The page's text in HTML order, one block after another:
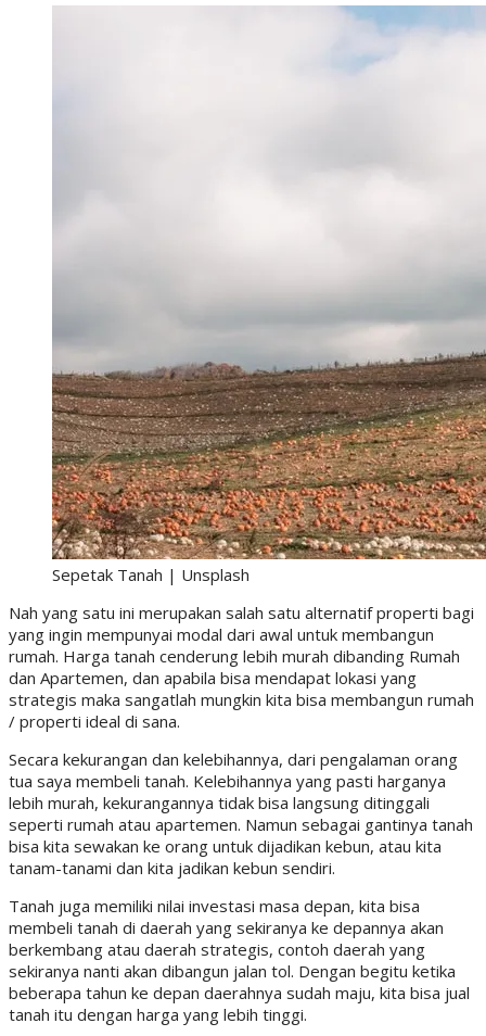
Sepetak Tanah | Unsplash
Nah yang satu ini merupakan salah satu alternatif properti bagi
yang ingin mempunyai modal dari awal untuk membangun
rumah. Harga tanah cenderung lebih murah dibanding Rumah
dan Apartemen, dan apabila bisa mendapat lokasi yang
strategis maka sangatlah mungkin kita bisa membangun rumah
/ properti ideal di sana.
Secara kekurangan dan kelebihannya, dari pengalaman orang
tua saya membeli tanah. Kelebihannya yang pasti harganya
lebih murah, kekurangannya tidak bisa langsung ditinggali
seperti rumah atau apartemen. Namun sebagai gantinya tanah
bisa kita sewakan ke orang untuk dijadikan kebun, atau kita
tanam-tanami dan kita jadikan kebun sendiri.
Tanah juga memiliki nilai investasi masa depan, kita bisa
membeli tanah di daerah yang sekiranya ke depannya akan
berkembang atau daerah strategis, contoh daerah yang
sekiranya nanti akan dibangun jalan tol. Dengan begitu ketika
beberapa tahun ke depan daerahnya sudah maju, kita bisa jual
tanah itu dengan harga yang lebih tinggi.